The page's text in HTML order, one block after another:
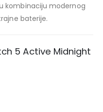
kombinaciju modernog
baterije.
5 Active Midnight